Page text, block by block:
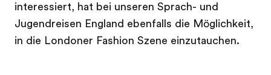
interessiert, hat bei unseren Sprach- und
Jugendreisen England ebenfalls die Möglichkeit,
in die Londoner Fashion Szene einzutauchen.